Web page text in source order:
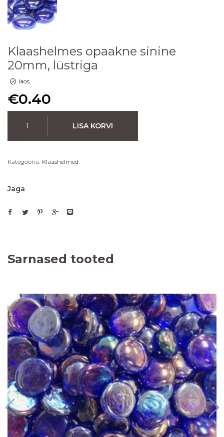
Klaashelmes opaakne sinine
20mm, lüstriga
laos
€0.40
LISA KORVI
Kategooria: Klaashelmed
Jaga
Sarnased tooted